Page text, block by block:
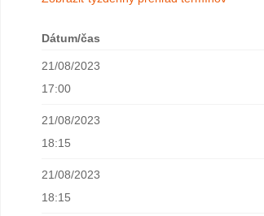
Dátum/čas
21/08/2023
17:00
21/08/2023
18:15
21/08/2023
18:15